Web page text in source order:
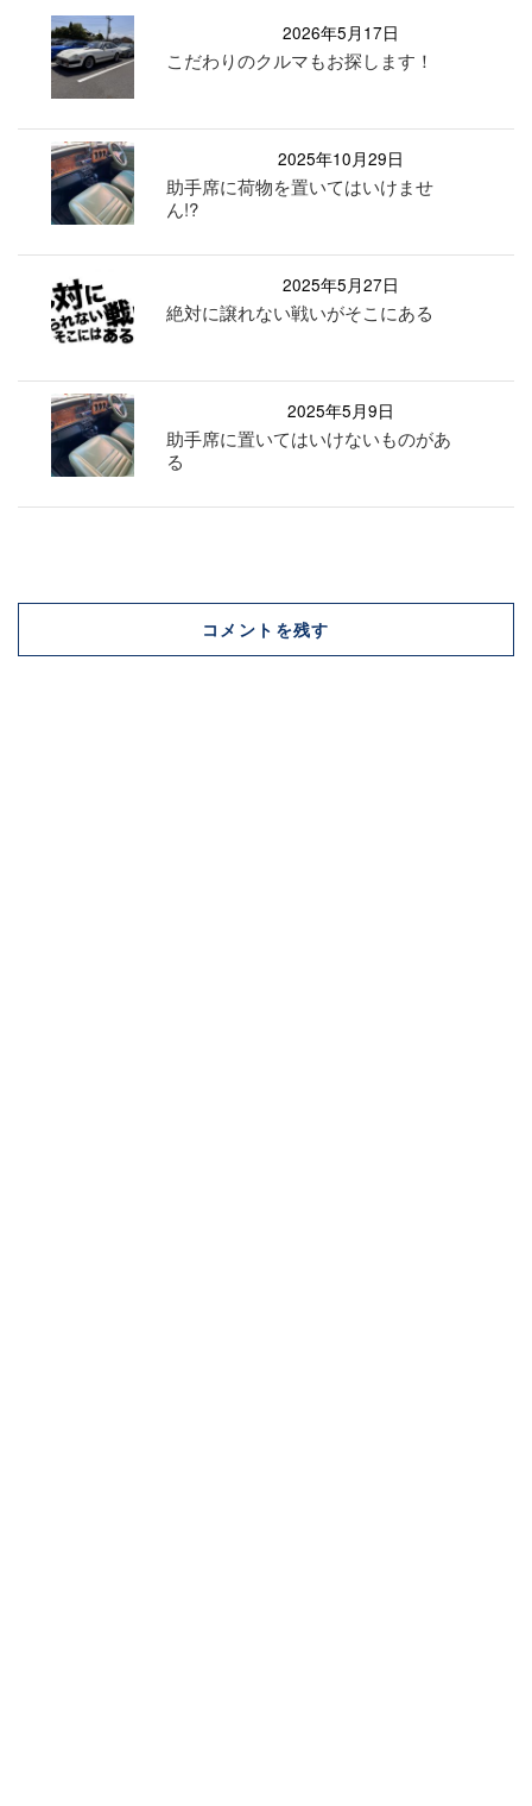
2026年5月17日
こだわりのクルマもお探します！
2025年10月29日
助手席に荷物を置いてはいけませ
ん!?
2025年5月27日
絶対に譲れない戦いがそこにある
2025年5月9日
助手席に置いてはいけないものがあ
る
コメントを残す